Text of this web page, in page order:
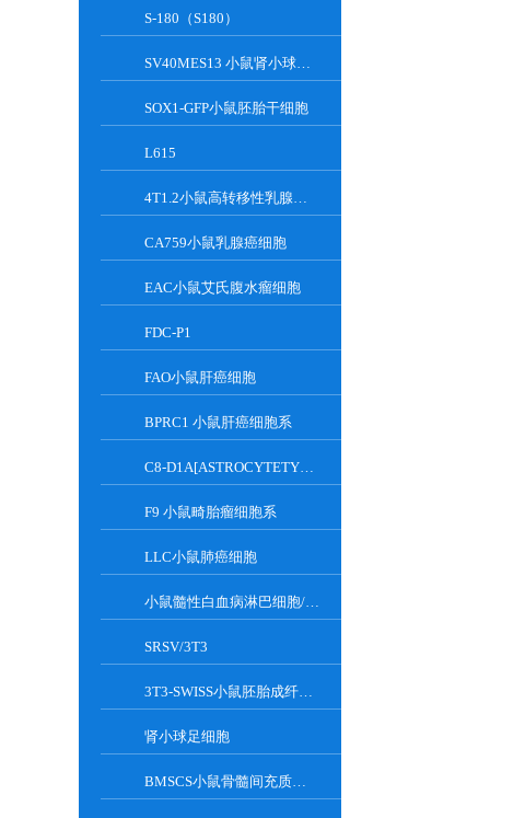
S-180（S180）
SV40MES13 小鼠肾小球系膜细胞
SOX1-GFP小鼠胚胎干细胞
L615
4T1.2小鼠高转移性乳腺癌细胞
CA759小鼠乳腺癌细胞
EAC小鼠艾氏腹水瘤细胞
FDC-P1
FAO小鼠肝癌细胞
BPRC1 小鼠肝癌细胞系
C8-D1A[ASTROCYTETYPEICLONE]小鼠小脑细胞
F9 小鼠畸胎瘤细胞系
LLC小鼠肺癌细胞
小鼠髓性白血病淋巴细胞/小鼠白血病G-CSF依赖性细胞
SRSV/3T3
3T3-SWISS小鼠胚胎成纤维细胞
肾小球足细胞
BMSCS小鼠骨髓间充质干细胞